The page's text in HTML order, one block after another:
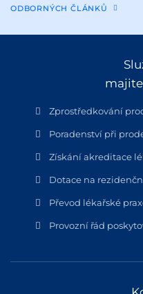
ODBORNÝCH ČLÁNKŮ
Zprostředkování
Poradenství při
Získání akreditace
Dotace na
Převod lékařské
Provozní řád